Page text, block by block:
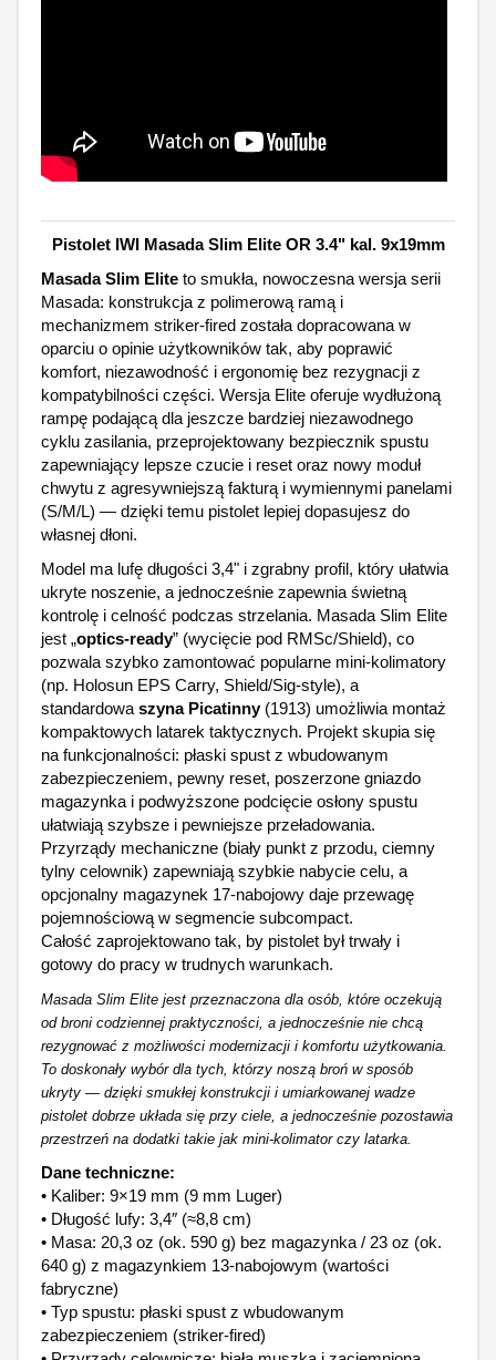
Pistolet IWI Masada Slim Elite OR 3.4" kal. 9x19mm
Masada Slim Elite to smukła, nowoczesna wersja serii
Masada: konstrukcja z polimerową ramą i
mechanizmem striker-fired została dopracowana w
oparciu o opinie użytkowników tak, aby poprawić
komfort, niezawodność i ergonomię bez rezygnacji z
kompatybilności części. Wersja Elite oferuje wydłużoną
rampę podającą dla jeszcze bardziej niezawodnego
cyklu zasilania, przeprojektowany bezpiecznik spustu
zapewniający lepsze czucie i reset oraz nowy moduł
chwytu z agresywniejszą fakturą i wymiennymi panelami
(S/M/L) — dzięki temu pistolet lepiej dopasujesz do
własnej dłoni.
Model ma lufę długości 3,4" i zgrabny profil, który ułatwia
ukryte noszenie, a jednocześnie zapewnia świetną
kontrolę i celność podczas strzelania. Masada Slim Elite
jest „optics-ready” (wycięcie pod RMSc/Shield), co
pozwala szybko zamontować popularne mini-kolimatory
(np. Holosun EPS Carry, Shield/Sig-style), a
standardowa szyna Picatinny(1913) umożliwia montaż
kompaktowych latarek taktycznych. Projekt skupia się
na funkcjonalności: płaski spust z wbudowanym
zabezpieczeniem, pewny reset, poszerzone gniazdo
magazynka i podwyższone podcięcie osłony spustu
ułatwiają szybsze i pewniejsze przeładowania.
Przyrządy mechaniczne (biały punkt z przodu, ciemny
tylny celownik) zapewniają szybkie nabycie celu, a
opcjonalny magazynek 17-nabojowy daje przewagę
pojemnościową w segmencie subcompact.
Całość zaprojektowano tak, by pistolet był trwały i
gotowy do pracy w trudnych warunkach.
Masada Slim Elite jest przeznaczona dla osób, które oczekują
od broni codziennej praktyczności, a jednocześnie nie chcą
rezygnować z możliwości modernizacji i komfortu użytkowania.
To doskonały wybór dla tych, którzy noszą broń w sposób
ukryty — dzięki smukłej konstrukcji i umiarkowanej wadze
pistolet dobrze układa się przy ciele, a jednocześnie pozostawia
przestrzeń na dodatki takie jak mini-kolimator czy latarka.
Dane techniczne:
• Kaliber: 9×19 mm (9 mm Luger)
• Długość lufy: 3,4″ (≈8,8 cm)
• Masa: 20,3 oz (ok. 590 g) bez magazynka / 23 oz (ok.
640 g) z magazynkiem 13-nabojowym (wartości
fabryczne)
• Typ spustu: płaski spust z wbudowanym
zabezpieczeniem (striker-fired)